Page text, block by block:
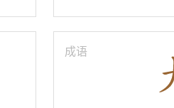
成语